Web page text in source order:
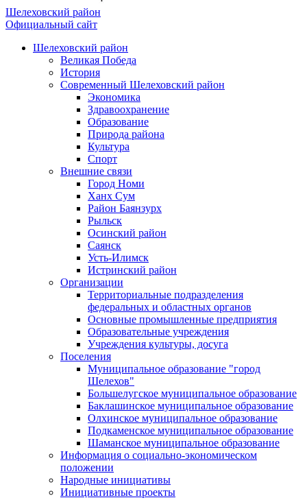
Шелеховский район
Официальный сайт
Шелеховский район
Великая Победа
История
Современный Шелеховский район
Экономика
Здравоохранение
Образование
Природа района
Культура
Спорт
Внешние связи
Город Номи
Ханх Сум
Район Баянзурх
Рыльск
Осинский район
Саянск
Усть-Илимск
Истринский район
Организации
Территориальные подразделения
федеральных и областных органов
Основные промышленные предприятия
Образовательные учреждения
Учреждения культуры, досуга
Поселения
Муниципальное образование "город
Шелехов"
Большелугское муниципальное образование
Баклашинское муниципальное образование
Олхинское муниципальное образование
Подкаменское муниципальное образование
Шаманское муниципальное образование
Информация о социально-экономическом
положении
Народные инициативы
Инициативные проекты